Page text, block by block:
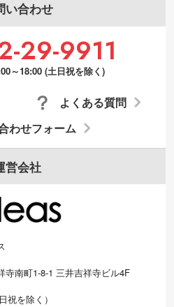
い合わせ
29-9911
～18:00 (土日祝を除く)
わせフォーム
よくある質問
営会社
寺南町1-8-1 三井吉祥寺ビル4F
祝を除く）